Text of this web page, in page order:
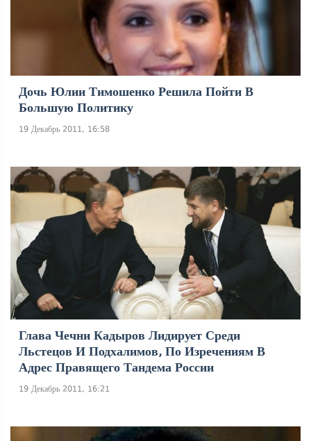
Дочь Юлии Тимошенко Решила Пойти В
Большую Политику
19 Декабрь 2011, 16:58
Глава Чечни Кадыров Лидирует Среди
Льстецов И Подхалимов, По Изречениям В
Адрес Правящего Тандема России
19 Декабрь 2011, 16:21